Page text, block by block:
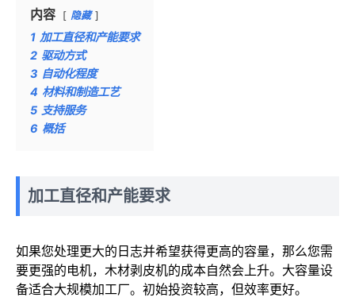
内容 隐藏
1 加工直径和产能要求
2 驱动方式
3 自动化程度
4 材料和制造工艺
5 支持服务
6 概括
加工直径和产能要求
如果您处理更大的日志并希望获得更高的容量，那么您需
要更强的电机，木材剥皮机的成本自然会上升。大容量设
备适合大规模加工厂。初始投资较高，但效率更好。